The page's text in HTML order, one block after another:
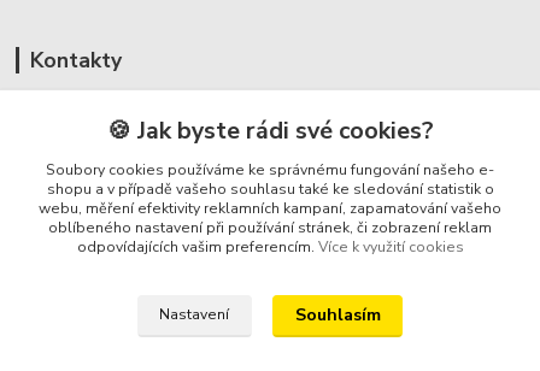
Kontakty
🛡️ Zákaznická podpora
📞 728 007 997
⏰ Po-Pá - 7:00 - 13:30
info@repulse.cz
🍪 Jak byste rádi své cookies?
Soubory cookies používáme ke správnému fungování našeho e-
shopu a v případě vašeho souhlasu také ke sledování statistik o
webu, měření efektivity reklamních kampaní, zapamatování vašeho
oblíbeného nastavení při používání stránek, či zobrazení reklam
odpovídajících vašim preferencím. Více k využití cookies
Nastavení Souhlasím